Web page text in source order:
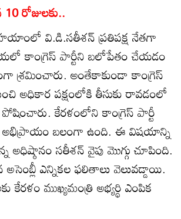
రోజులకు..
హయాంలో వి.డి.సతీశన్ ప్రతిపక్ష నేతగా
కాంగ్రెస్ పార్టీని బలోపేతం చేయడం
శ్రమించారు. అంతేకాకుండా కాంగ్రెస్
అధికార పక్షంలోకి తీసుకు రావడంలో
కేరళంలోని కాంగ్రెస్ పార్టీ
బలంగా ఉంది. ఈ విషయాన్ని
అధిష్ఠానం సతీశన్ వైపు మొగ్గు చూపింది.
ఎన్నికల ఫలితాలు వెలువడ్డాయి.
కేరళం ముఖ్యమంత్రి అభ్యర్థి ఎంపిక